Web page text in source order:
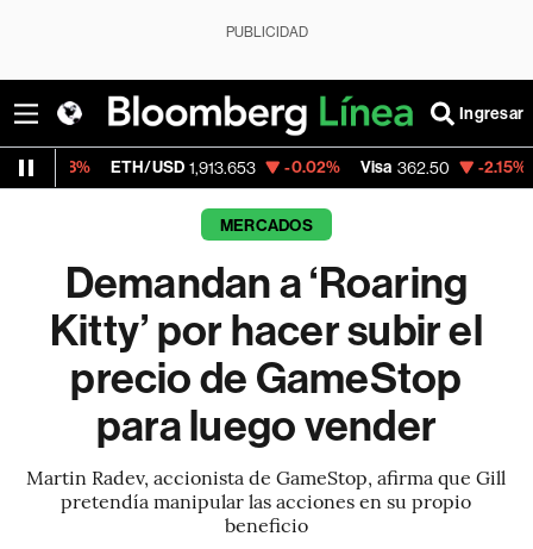
PUBLICIDAD
Ingresar
ETH/USD 1,913.653 -0.02% Visa 362.50 -2.15%
MERCADOS
Demandan a ‘Roaring
Kitty’ por hacer subir el
precio de GameStop
para luego vender
Martin Radev, accionista de GameStop, afirma que Gill
pretendía manipular las acciones en su propio
beneficio